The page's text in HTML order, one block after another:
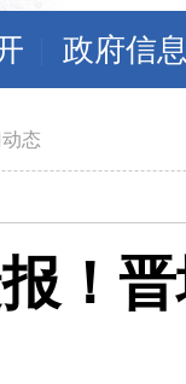
政府信
态
！